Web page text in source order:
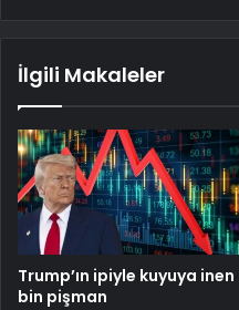
İlgili Makaleler
Trump’ın ipiyle kuyuya inen
bin pişman